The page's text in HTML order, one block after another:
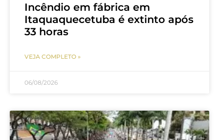
Incêndio em fábrica em
Itaquaquecetuba é extinto após
33 horas
VEJA COMPLETO »
06/08/2026